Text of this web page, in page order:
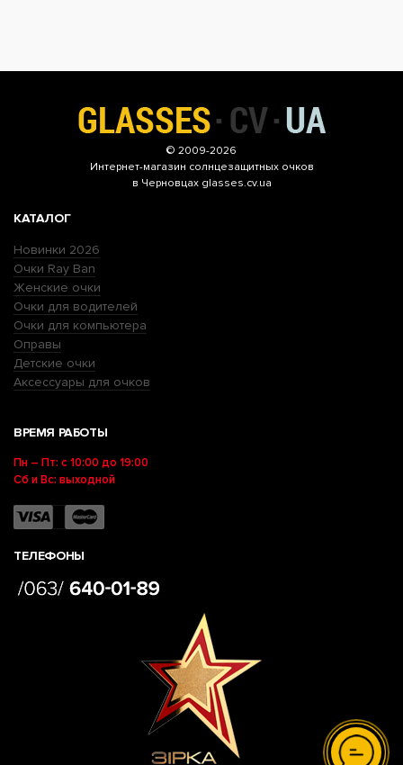
© 2009-2026
Интернет-магазин солнцезащитных очков
в Черновцах glasses.cv.ua
КАТАЛОГ
Новинки 2026
Очки Ray Ban
Женские очки
Очки для водителей
Очки для компьютера
Оправы
Детские очки
Аксессуары для очков
ВРЕМЯ РАБОТЫ
Пн – Пт: с 10:00 до 19:00
Сб и Вс: выходной
ТЕЛЕФОНЫ